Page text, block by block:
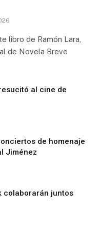
libro de Ramón Lara,
de Novela Breve
al cine de
de homenaje
Jiménez
colaborarán juntos